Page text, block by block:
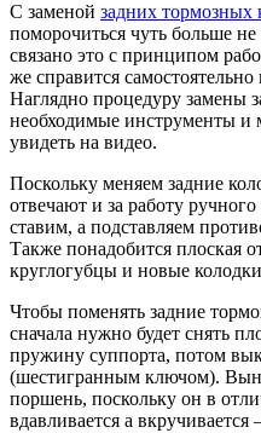
С заменой задних тормозных
поморочиться чуть больше
связано это с принципом
же справится
Наглядно процедуру замены
необходимые инструменты и
увидеть на видео.
Поскольку меняем задние
отвечают и за работу
ставим, а подставляем
Также понадобится плоская
круглогубцы и новые
Чтобы поменять задние
сначала нужно будет снять
пружину суппорта, потом
(шестигранным ключом).
поршень, поскольку он в
вдавливается а